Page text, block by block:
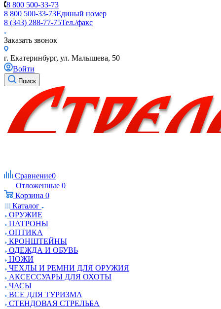
8 800 500-33-73
8 800 500-33-73Единый номер
8 (343) 288-77-75Тел./факс
Заказать звонок
г. Екатеринбург, ул. Малышева, 50
Войти
Поиск
Сравнение0
Отложенные 0
Корзина 0
Каталог
ОРУЖИЕ
ПАТРОНЫ
ОПТИКА
КРОНШТЕЙНЫ
ОДЕЖДА И ОБУВЬ
НОЖИ
ЧЕХЛЫ И РЕМНИ ДЛЯ ОРУЖИЯ
АКСЕССУАРЫ ДЛЯ ОХОТЫ
ЧАСЫ
ВСЕ ДЛЯ ТУРИЗМА
СТЕНДОВАЯ СТРЕЛЬБА